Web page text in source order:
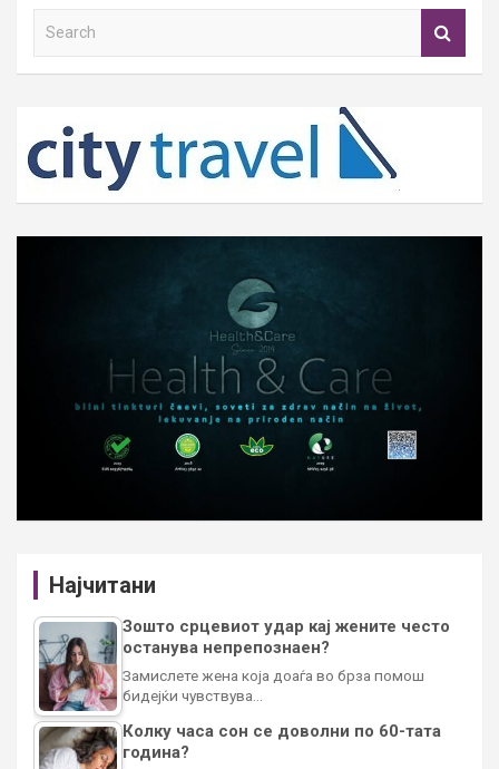
h
Најчитани
Зошто срцевиот удар кај жените често
останува непрепознаен?
Замислете жена која доаѓа во брза помош
бидејќи чувствува…
Колку часа сон се доволни по 60-тата
година?